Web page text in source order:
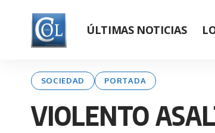
ÚLTIMAS NOTICIAS
SOCIEDAD PORTADA
VIOLENTO